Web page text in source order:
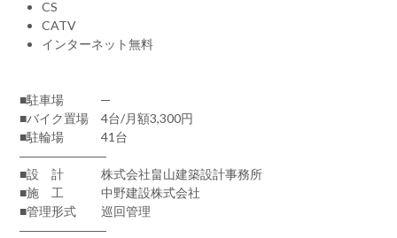
CS
CATV
インターネット無料
■駐車場 ─
■バイク置場 4台/月額3,300円
■駐輪場 41台
―――――――
■設 計 株式会社畠山建築設計事務所
■施 工 中野建設株式会社
■管理形式 巡回管理
―――――――